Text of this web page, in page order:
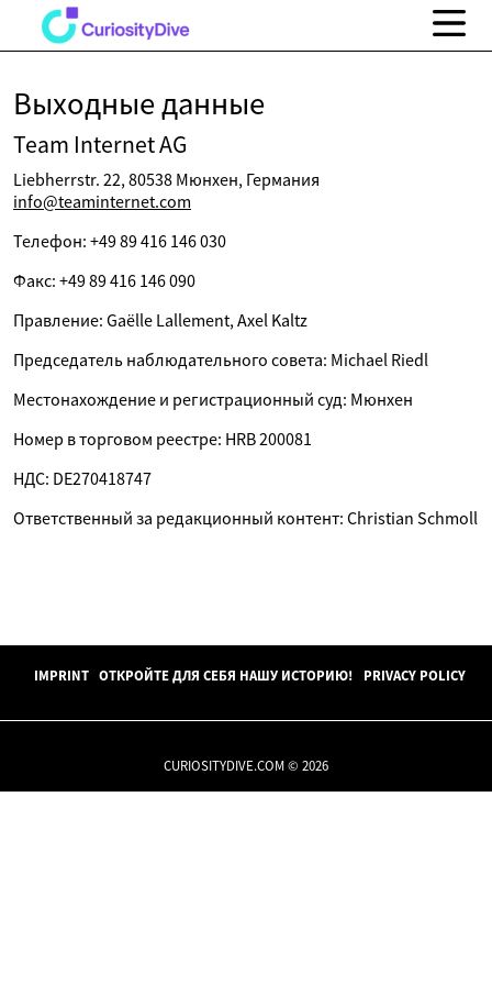
Выходные данные
Team Internet AG
Liebherrstr. 22, 80538 Мюнхен, Германия
info@teaminternet.com
Телефон: +49 89 416 146 030
Факс: +49 89 416 146 090
Правление: Gaëlle Lallement, Axel Kaltz
Председатель наблюдательного совета: Michael Riedl
Местонахождение и регистрационный суд: Мюнхен
Номер в торговом реестре: HRB 200081
НДС: DE270418747
Ответственный за редакционный контент: Christian Schmoll
IMPRINT ОТКРОЙТЕ ДЛЯ СЕБЯ НАШУ ИСТОРИЮ! PRIVACY POLICY
CURIOSITYDIVE.COM © 2026